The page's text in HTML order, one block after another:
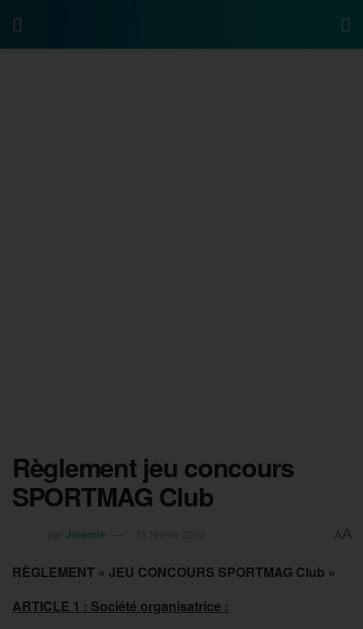
Règlement jeu concours
SPORTMAG Club
Jeremie AA
RÈGLEMENT « JEU CONCOURS SPORTMAG Club »
ARTICLE 1 : Société organisatrice :